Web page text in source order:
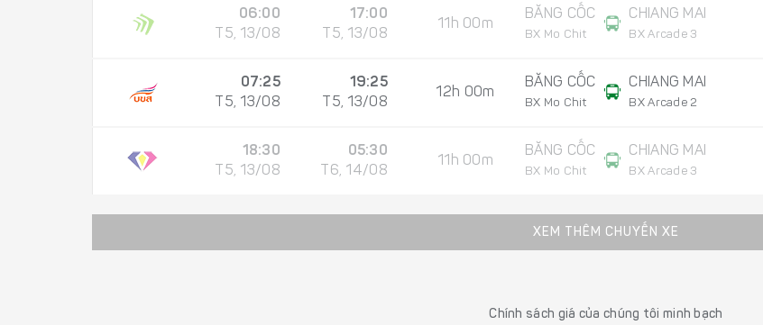
06:00
T5, 13/08
17:00
T5, 13/08
11h 00m
BĂNG CỐC
BX Mo Chit
CHIANG MAI
BX Arcade 3
07:25
T5, 13/08
19:25
T5, 13/08
12h 00m
BĂNG CỐC
BX Mo Chit
CHIANG MAI
BX Arcade 2
18:30
T5, 13/08
05:30
T6, 14/08
11h 00m
BĂNG CỐC
BX Mo Chit
CHIANG MAI
BX Arcade 3
XEM THÊM CHUYẾN XE
Chính sách giá của chúng tôi minh bạch